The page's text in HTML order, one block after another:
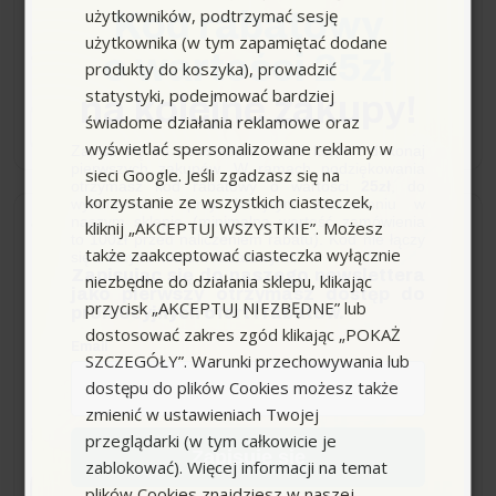
739,98 zł
+
Niedostępny
Dostawa 0zł
Filtr antyalergiczny (2szt)
do AF 100 Karcher
829,22 zł
użytkowników, podtrzymać sesję
użytkownika (w tym zapamiętać dodane
produkty do koszyka), prowadzić
statystyki, podejmować bardziej
świadome działania reklamowe oraz
wyświetlać spersonalizowane reklamy w
sieci Google. Jeśli zgadzasz się na
korzystanie ze wszystkich ciasteczek,
kliknij „AKCEPTUJ WSZYSTKIE”. Możesz
także zaakceptować ciasteczka wyłącznie
niezbędne do działania sklepu, klikając
przycisk „AKCEPTUJ NIEZBĘDNE” lub
dostosować zakres zgód klikając „POKAŻ
SZCZEGÓŁY”. Warunki przechowywania lub
dostępu do plików Cookies możesz także
zmienić w ustawieniach Twojej
przeglądarki (w tym całkowicie je
zablokować). Więcej informacji na temat
Kod rabatowy
o wartości 25zł
na kolejne zakupy!
Zapisz się do newslettera, załóż konto i dokonaj
pierwszych zakupów. W ramach podziękowania
otrzymasz kod rabatowy o wartości
wykorzystania przy kolejnym zamówieniu w
naszym sklepie (minimalna wartość zamówienia
to 100zł przed naliczeniem rabatu). Kod nie łączy
się z innymi kodami rabatowymi.
Zapisując się do naszego newslettera
jako pierwszy otrzymasz dostęp do
promocyjnych ofert i rabatów.
Email
Zapisuję się